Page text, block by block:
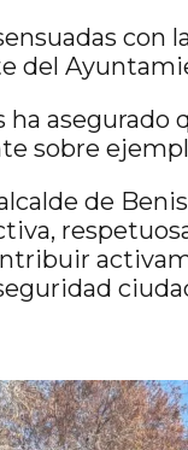
con
del
asegurado
sobre
de